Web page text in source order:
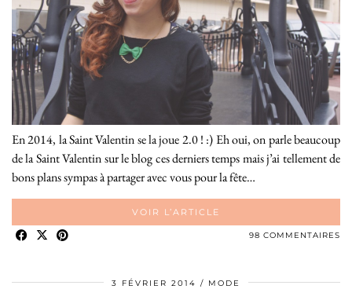
En 2014, la Saint Valentin se la joue 2.0 ! :) Eh oui, on parle beaucoup
de la Saint Valentin sur le blog ces derniers temps mais j’ai tellement de
bons plans sympas à partager avec vous pour la fête…
VOIR L’ARTICLE
98 COMMENTAIRES
3 FÉVRIER 2014 MODE